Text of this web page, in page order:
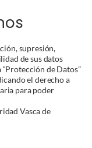
supresión,
de sus datos
de Datos”
el derecho a
para poder
Vasca de